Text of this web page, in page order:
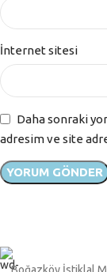
İnternet sitesi
Daha sonraki
adresim ve site